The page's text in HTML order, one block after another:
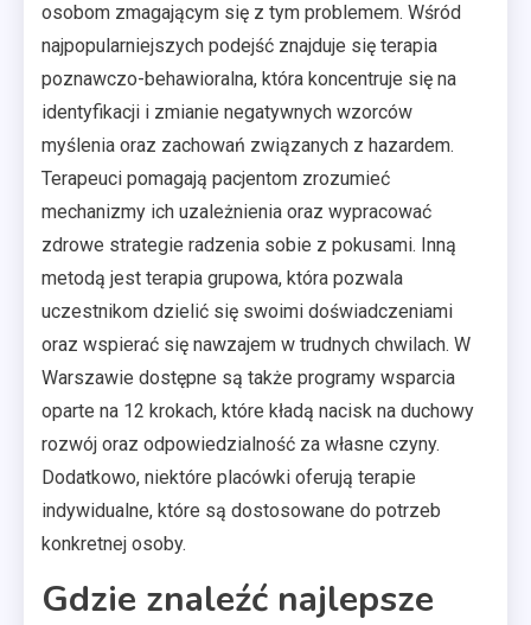
osobom zmagającym się z tym problemem. Wśród
najpopularniejszych podejść znajduje się terapia
poznawczo-behawioralna, która koncentruje się na
identyfikacji i zmianie negatywnych wzorców
myślenia oraz zachowań związanych z hazardem.
Terapeuci pomagają pacjentom zrozumieć
mechanizmy ich uzależnienia oraz wypracować
zdrowe strategie radzenia sobie z pokusami. Inną
metodą jest terapia grupowa, która pozwala
uczestnikom dzielić się swoimi doświadczeniami
oraz wspierać się nawzajem w trudnych chwilach. W
Warszawie dostępne są także programy wsparcia
oparte na 12 krokach, które kładą nacisk na duchowy
rozwój oraz odpowiedzialność za własne czyny.
Dodatkowo, niektóre placówki oferują terapie
indywidualne, które są dostosowane do potrzeb
konkretnej osoby.
Gdzie znaleźć najlepsze